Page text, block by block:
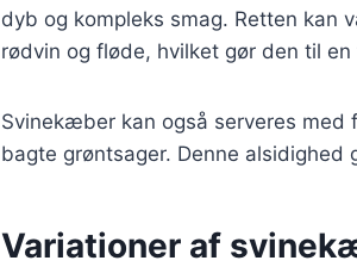
dyb og kompleks smag. Retten kan
rødvin og fløde, hvilket gør den til
Svinekæber kan også serveres med
bagte grøntsager. Denne
Variationer af